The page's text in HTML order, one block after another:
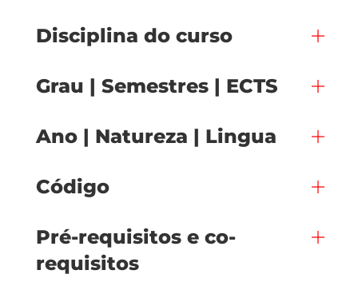
Disciplina do curso
Grau | Semestres | ECTS
Ano | Natureza | Lingua
Código
Pré-requisitos e co-
requisitos